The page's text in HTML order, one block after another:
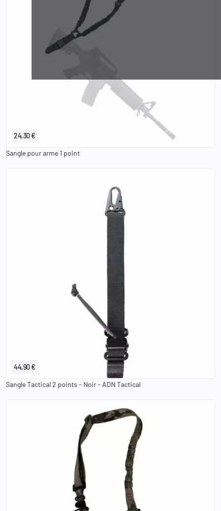
24,30 €
Sangle pour arme 1 point
44,90 €
Sangle Tactical 2 points - Noir - ADN Tactical